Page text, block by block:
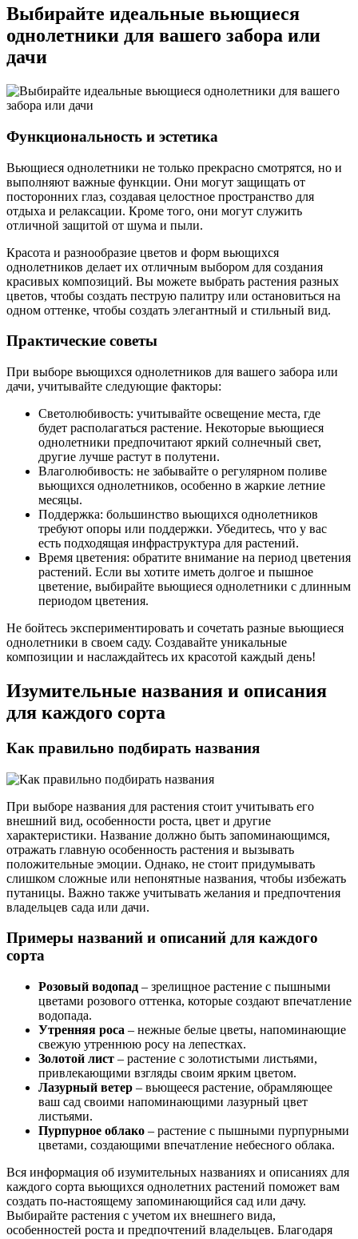
Выбирайте идеальные вьющиеся
однолетники для вашего забора или
дачи
Функциональность и эстетика
Вьющиеся однолетники не только прекрасно смотрятся, но и
выполняют важные функции. Они могут защищать от
посторонних глаз, создавая целостное пространство для
отдыха и релаксации. Кроме того, они могут служить
отличной защитой от шума и пыли.
Красота и разнообразие цветов и форм вьющихся
однолетников делает их отличным выбором для создания
красивых композиций. Вы можете выбрать растения разных
цветов, чтобы создать пеструю палитру или остановиться на
одном оттенке, чтобы создать элегантный и стильный вид.
Практические советы
При выборе вьющихся однолетников для вашего забора или
дачи, учитывайте следующие факторы:
Светолюбивость: учитывайте освещение места, где
будет располагаться растение. Некоторые вьющиеся
однолетники предпочитают яркий солнечный свет,
другие лучше растут в полутени.
Влаголюбивость: не забывайте о регулярном поливе
вьющихся однолетников, особенно в жаркие летние
месяцы.
Поддержка: большинство вьющихся однолетников
требуют опоры или поддержки. Убедитесь, что у вас
есть подходящая инфраструктура для растений.
Время цветения: обратите внимание на период цветения
растений. Если вы хотите иметь долгое и пышное
цветение, выбирайте вьющиеся однолетники с длинным
периодом цветения.
Не бойтесь экспериментировать и сочетать разные вьющиеся
однолетники в своем саду. Создавайте уникальные
композиции и наслаждайтесь их красотой каждый день!
Изумительные названия и описания
для каждого сорта
Как правильно подбирать названия
При выборе названия для растения стоит учитывать его
внешний вид, особенности роста, цвет и другие
характеристики. Название должно быть запоминающимся,
отражать главную особенность растения и вызывать
положительные эмоции. Однако, не стоит придумывать
слишком сложные или непонятные названия, чтобы избежать
путаницы. Важно также учитывать желания и предпочтения
владельцев сада или дачи.
Примеры названий и описаний для каждого
сорта
Розовый водопад – зрелищное растение с пышными
цветами розового оттенка, которые создают впечатление
водопада.
Утренняя роса – нежные белые цветы, напоминающие
свежую утреннюю росу на лепестках.
Золотой лист – растение с золотистыми листьями,
привлекающими взгляды своим ярким цветом.
Лазурный ветер – вьющееся растение, обрамляющее
ваш сад своими напоминающими лазурный цвет
листьями.
Пурпурное облако – растение с пышными пурпурными
цветами, создающими впечатление небесного облака.
Вся информация об изумительных названиях и описаниях для
каждого сорта вьющихся однолетних растений поможет вам
создать по-настоящему запоминающийся сад или дачу.
Выбирайте растения с учетом их внешнего вида,
особенностей роста и предпочтений владельцев. Благодаря